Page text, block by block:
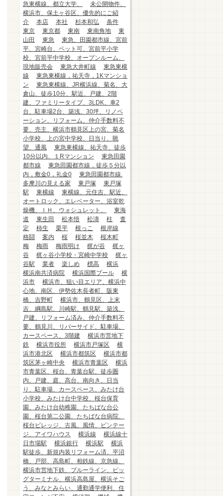
急東横線、都立大学、
未公開物件、
横浜市、保土ヶ谷区、優先的にご紹
介
本店 本社 杉本和弘
条件
東京
東京都 東南 東南角地
東
山田
東急
東急、田園都市線、宮前
平、宮崎台、ペット可、宮前平小学
校、宮前平中学校、オープンルーム、
現地販売会
東急大井町線
東急東横
線
東急東横線，祐天寺，1Kマンショ
ン
東急東横線、JR横浜線、菊名、大
倉山、徒歩10分、駅近、戸建、2階
建、ファミリータイプ、3LDK、車2
台、駐車場2台、築浅、30坪、リノベ
ーション、リフォーム、仲介手数料不
要、売主、横浜市鶴見区上の宮、菊名
小学校、上の宮中学校、日当り、眺
望、通風
東急東横線、祐天寺、徒歩
10分以内、１Rマンション
東急田園
都市線
東急田園都市線，徒歩５分以
内，敷金0，礼金0
東急田園都市線.
多摩川の見える家
東戸塚
東戸塚
駅
東横線
東横線、元住吉、駅近、
オートロック、エレベーター、浴室乾
燥機、ＩＨ、ウォシュレット、
東海
道
東生田 松本悟 松濤 柱
査
定
柿生 栗平 根っこ
根岸線
格闘
案内 桜 桜並木
桜木町
梅
梅雨 梅雨明け 梶が谷
梶ヶ
谷
梶ヶ谷小学校・宮崎中学校
梶ヶ
谷駅
業者 楽しめ 標高
横浜
横浜南共済病院
横浜国際プール
横
浜市
横浜市、狙い目エリア、横浜中
心地、南区、伊勢佐木長者町、阪東
橋、吉野町
横浜市、鶴見区、上末
吉、綱島駅、川崎駅、鶴見駅、築浅、
戸建、リフォーム済み、仲介手数料不
要、鶴見川、リバーサイド、駐車場、
カースペース、3階建
横浜市営地下
鉄
横浜市役所 横浜市戸塚区
横
浜市港北区
横浜市都筑区
横浜市都
筑区茅ヶ崎中央
横浜市青葉区
横浜
市青葉区、桜台、青葉台駅、徒歩圏
内、戸建、庭、高台、南向き、日当
り、駐車場、カースペース、みたけ台
小学校、みたけ台中学校、桜台保育
園、みたけ台幼稚園、たちばな台公
園、桜台第二公園、たちばな台病院、
桜台ビレッジ、古風、風情、ビンテー
ジ、アイワハウス
横浜線
横浜線十
日市場駅
横浜銀行 横浜駅
横浜
駅徒歩、新規内装リフォーム済、平沼
橋、戸部、高島町、相鉄線、京急線、
横浜市営地下鉄、ブルーライン、ビッ
グターミナル、横浜高島屋、横浜そご
う、みなとみらい、通勤通学便利、住